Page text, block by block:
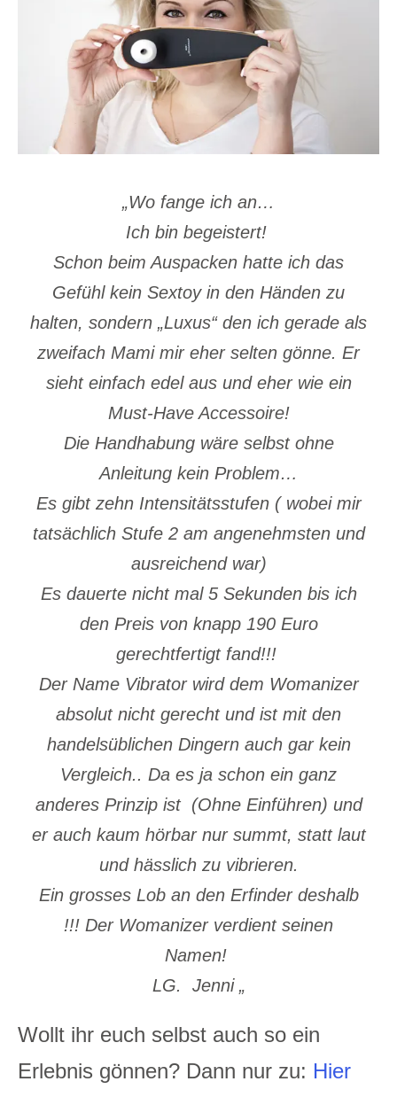
„Wo fange ich an…
Ich bin begeistert!
Schon beim Auspacken hatte ich das
Gefühl kein Sextoy in den Händen zu
halten, sondern „Luxus“ den ich gerade als
zweifach Mami mir eher selten gönne. Er
sieht einfach edel aus und eher wie ein
Must-Have Accessoire!
Die Handhabung wäre selbst ohne
Anleitung kein Problem…
Es gibt zehn Intensitätsstufen ( wobei mir
tatsächlich Stufe 2 am angenehmsten und
ausreichend war)
Es dauerte nicht mal 5 Sekunden bis ich
den Preis von knapp 190 Euro
gerechtfertigt fand!!!
Der Name Vibrator wird dem Womanizer
absolut nicht gerecht und ist mit den
handelsüblichen Dingern auch gar kein
Vergleich.. Da es ja schon ein ganz
anderes Prinzip ist (Ohne Einführen) und
er auch kaum hörbar nur summt, statt laut
und hässlich zu vibrieren.
Ein grosses Lob an den Erfinder deshalb
!!! Der Womanizer verdient seinen
Namen!
LG. Jenni „
Wollt ihr euch selbst auch so ein
Erlebnis gönnen? Dann nur zu: Hier